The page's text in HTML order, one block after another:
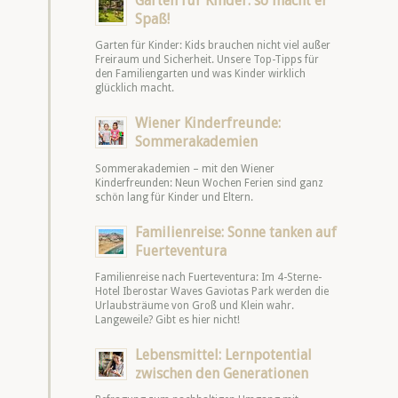
Spaß!
Garten für Kinder: Kids brauchen nicht viel außer
Freiraum und Sicherheit. Unsere Top-Tipps für
den Familiengarten und was Kinder wirklich
glücklich macht.
Wiener Kinderfreunde:
Sommerakademien
Sommerakademien – mit den Wiener
Kinderfreunden: Neun Wochen Ferien sind ganz
schön lang für Kinder und Eltern.
Familienreise: Sonne tanken auf
Fuerteventura
Familienreise nach Fuerteventura: Im 4-Sterne-
Hotel Iberostar Waves Gaviotas Park werden die
Urlaubsträume von Groß und Klein wahr.
Langeweile? Gibt es hier nicht!
Lebensmittel: Lernpotential
zwischen den Generationen